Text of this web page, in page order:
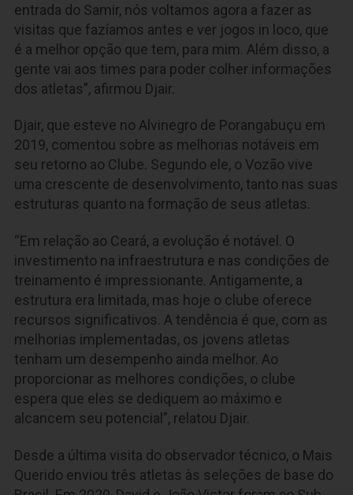
entrada do Samir, nós voltamos agora a fazer as
visitas que fazíamos antes e ver jogos in loco, que
é a melhor opção que tem, para mim. Além disso, a
gente vai aos times para poder colher informações
dos atletas”, afirmou Djair.
Djair, que esteve no Alvinegro de Porangabuçu em
2019, comentou sobre as melhorias notáveis em
seu retorno ao Clube. Segundo ele, o Vozão vive
uma crescente de desenvolvimento, tanto nas suas
estruturas quanto na formação de seus atletas.
“Em relação ao Ceará, a evolução é notável. O
investimento na infraestrutura e nas condições de
treinamento é impressionante. Antigamente, a
estrutura era limitada, mas hoje o clube oferece
recursos significativos. A tendência é que, com as
melhorias implementadas, os jovens atletas
tenham um desempenho ainda melhor. Ao
proporcionar as melhores condições, o clube
espera que eles se dediquem ao máximo e
alcancem seu potencial”, relatou Djair.
Desde a última visita do observador técnico, o Mais
Querido enviou três atletas às seleções de base do